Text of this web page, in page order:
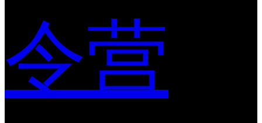
令营